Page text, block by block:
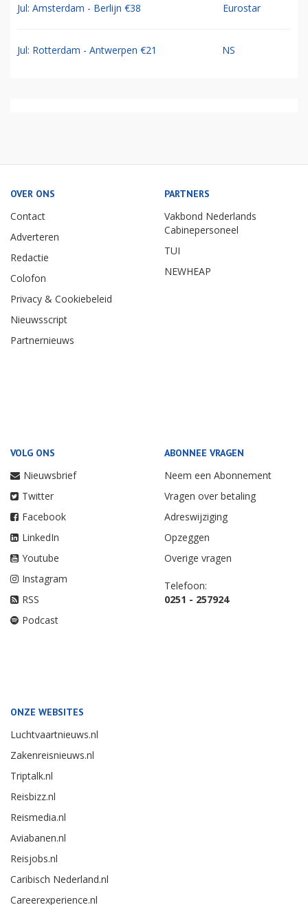
Jul: Amsterdam - Berlijn €38 Eurostar
Jul: Rotterdam - Antwerpen €21 NS
OVER ONS
Contact
Adverteren
Redactie
Colofon
Privacy & Cookiebeleid
Nieuwsscript
Partnernieuws
PARTNERS
Vakbond Nederlands
Cabinepersoneel
TUI
NEWHEAP
VOLG ONS
Nieuwsbrief
Twitter
Facebook
LinkedIn
Youtube
Instagram
RSS
Podcast
ABONNEE VRAGEN
Neem een Abonnement
Vragen over betaling
Adreswijziging
Opzeggen
Overige vragen
Telefoon:
0251 - 257924
ONZE WEBSITES
Luchtvaartnieuws.nl
Zakenreisnieuws.nl
Triptalk.nl
Reisbizz.nl
Reismedia.nl
Aviabanen.nl
Reisjobs.nl
Caribisch Nederland.nl
Careerexperience.nl